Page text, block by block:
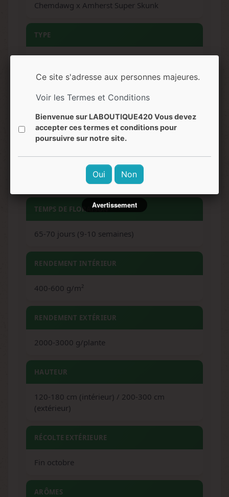
Chemdawg x Amherst Super Skunk
TYPE
TAUX THC
27%
TAUX CBD
TEMPS DE FLORAISON
65-70 jours (9-10 semaines)
RENDEMENT INTÉRIEUR
400-600 g/m²
RENDEMENT EXTÉRIEUR
2000-3000 g/plante
HAUTEUR
120-180 cm (intérieur) / 200-300 cm
(extérieur)
RÉCOLTE EXTÉRIEURE
Fin octobre
ARÔMES
Ce site s'adresse aux personnes majeures.
Voir les Termes et Conditions
Bienvenue sur LABOUTIQUE420 Vous devez
accepter ces termes et conditions pour
poursuivre sur notre site.
Oui Non
Avertissement